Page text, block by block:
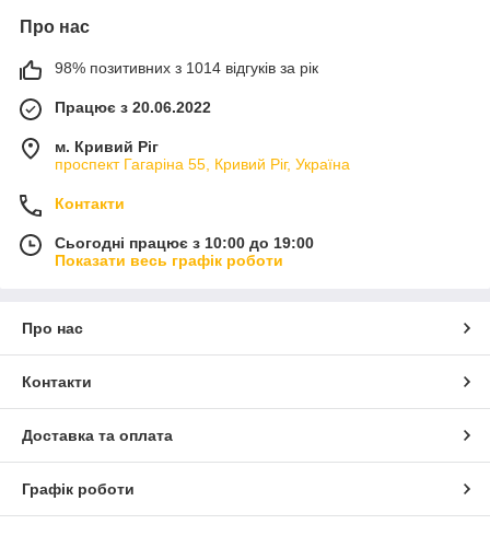
Про нас
98% позитивних з 1014 відгуків за рік
Працює з 20.06.2022
м. Кривий Ріг
проспект Гагаріна 55, Кривий Ріг, Україна
Контакти
Сьогодні працює з 10:00 до 19:00
Показати весь графік роботи
Про нас
Контакти
Доставка та оплата
Графік роботи